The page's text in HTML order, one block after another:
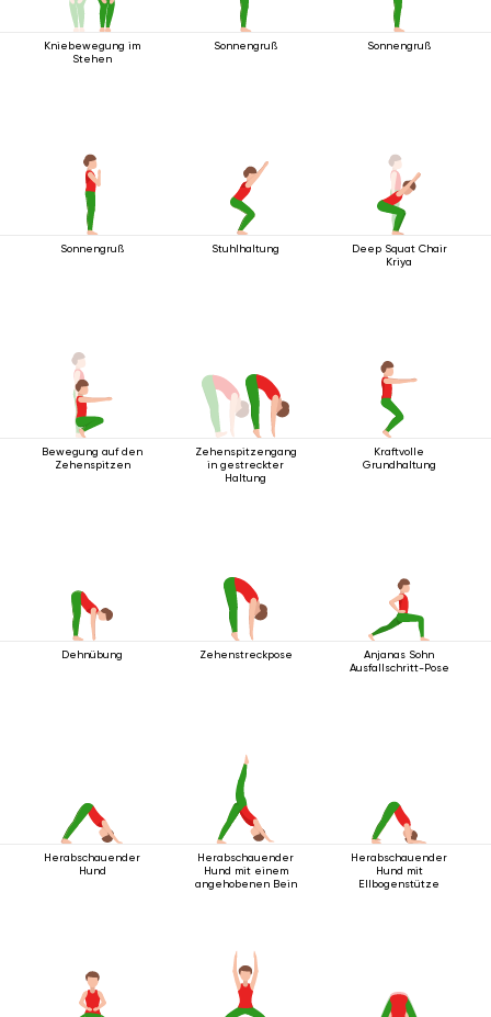
Kniebewegung im
Stehen
Sonnengruß Sonnengruß
Sonnengruß Stuhlhaltung
Deep Squat Chair
Kriya
Bewegung auf den
Zehenspitzen
Zehenspitzengang
in gestreckter
Haltung
Kraftvolle
Grundhaltung
Dehnübung Zehenstreckpose
Anjanas Sohn
Ausfallschritt-Pose
Herabschauender
Hund
Herabschauender
Hund mit einem
angehobenen Bein
Herabschauender
Hund mit
Ellbogenstütze